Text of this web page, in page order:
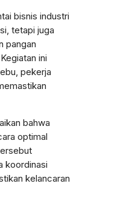
bisnis industri
tetapi juga
pangan
ini
pekerja
bahwa
optimal
koordinasi
kelancaran